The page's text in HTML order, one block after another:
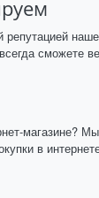
сможете
магазине?
в